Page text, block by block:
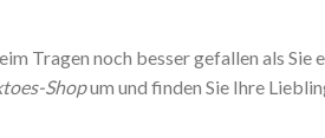
Tragen noch besser gefallen als Sie
Shopum und finden Sie Ihre